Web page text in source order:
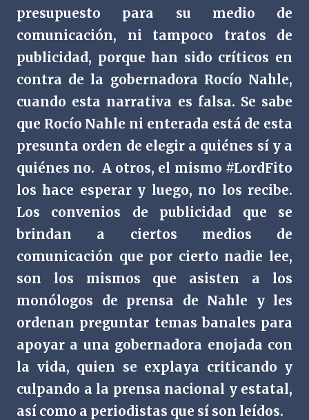
presupuesto para su medio de
comunicación, ni tampoco tratos de
publicidad, porque han sido críticos en
contra de la gobernadora Rocío Nahle,
cuando esta narrativa es falsa. Se sabe
que Rocío Nahle ni enterada está de esta
presunta orden de elegir a quiénes sí y a
quiénes no. A otros, el mismo #LordFito
los hace esperar y luego, no los recibe.
Los convenios de publicidad que se
brindan a ciertos medios de
comunicación que por cierto nadie lee,
son los mismos que asisten a los
monólogos de prensa de Nahle y les
ordenan preguntar temas banales para
apoyar a una gobernadora enojada con
la vida, quien se explaya criticando y
culpando a la prensa nacional y estatal,
así como a periodistas que sí son leídos.